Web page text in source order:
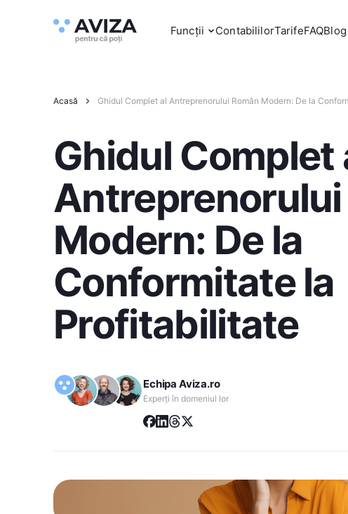
Funcții ContabililorTarifeFAQBlog
Acasă Ghidul Complet al Antreprenorului Român Modern: De la
Ghidul Complet
Antreprenorului
Modern: De la
Conformitate la
Profitabilitate
Echipa Aviza.ro
Experți în domeniul lor